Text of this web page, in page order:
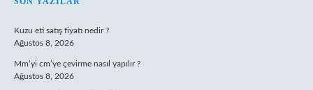
SIDEBAR
Kuzu eti satış fiyatı nedir ?
Ağustos 8, 2026
Mm’yi cm’ye çevirme nasıl yapılır ?
Ağustos 8, 2026